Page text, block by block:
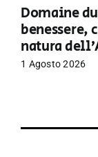
Domaine
benessere,
natura
1 Agosto 2026